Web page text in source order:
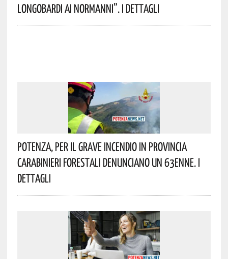
Longobardi Ai Normanni”. I Dettagli
Potenza, Per Il Grave Incendio In Provincia
Carabinieri Forestali Denunciano Un 63enne. I
Dettagli